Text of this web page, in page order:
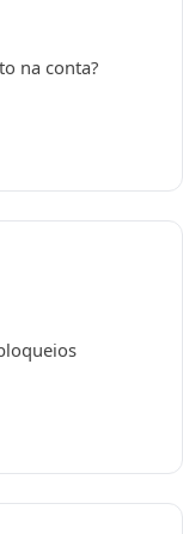
na conta?